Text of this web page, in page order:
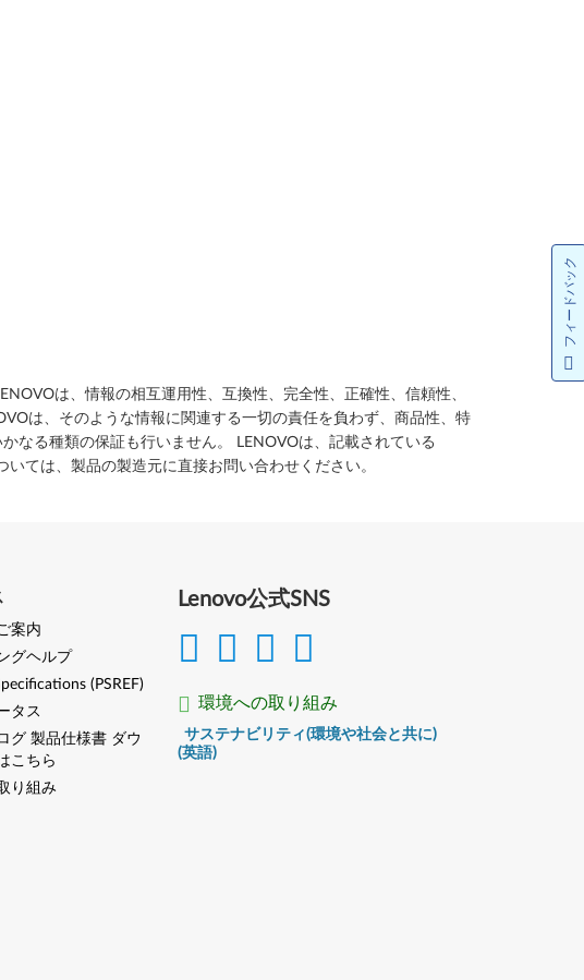
は、情報の相互運用性、互換性、完全性、正確性、信頼性、
は、そのような情報に関連する一切の責任を負わず、商品性、特
なる種類の保証も行いません。 LENOVOは、記載されている
ては、製品の製造元に直接お問い合わせください。
Lenovo公式SNS
環境への取り組み
サステナビリティ(環境や社会と共に)
(英語)
案内
グヘルプ
(PSREF)
タス
グ 製品仕様書 ダウ
こちら
り組み
フィードバック